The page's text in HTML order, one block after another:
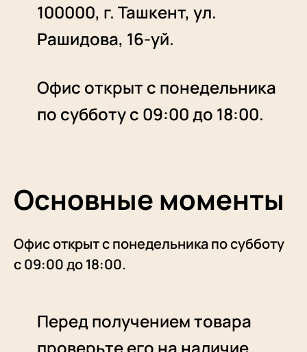
100000, г. Ташкент, ул.
Рашидова, 16-уй.
Офис открыт с понедельника
по субботу с 09:00 до 18:00.
Основные моменты
Офис открыт с понедельника по субботу
с 09:00 до 18:00.
Перед получением товара